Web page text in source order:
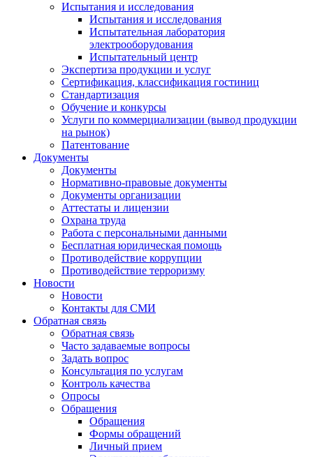
Испытания и исследования
Испытания и исследования
Испытательная лаборатория
электрооборудования
Испытательный центр
Экспертиза продукции и услуг
Сертификация, классификация гостиниц
Стандартизация
Обучение и конкурсы
Услуги по коммерциализации (вывод продукции
на рынок)
Патентование
Документы
Документы
Нормативно-правовые документы
Документы организации
Аттестаты и лицензии
Охрана труда
Работа с персональными данными
Бесплатная юридическая помощь
Противодействие коррупции
Противодействие терроризму
Новости
Новости
Контакты для СМИ
Обратная связь
Обратная связь
Часто задаваемые вопросы
Задать вопрос
Консультация по услугам
Контроль качества
Опросы
Обращения
Обращения
Формы обращений
Личный прием